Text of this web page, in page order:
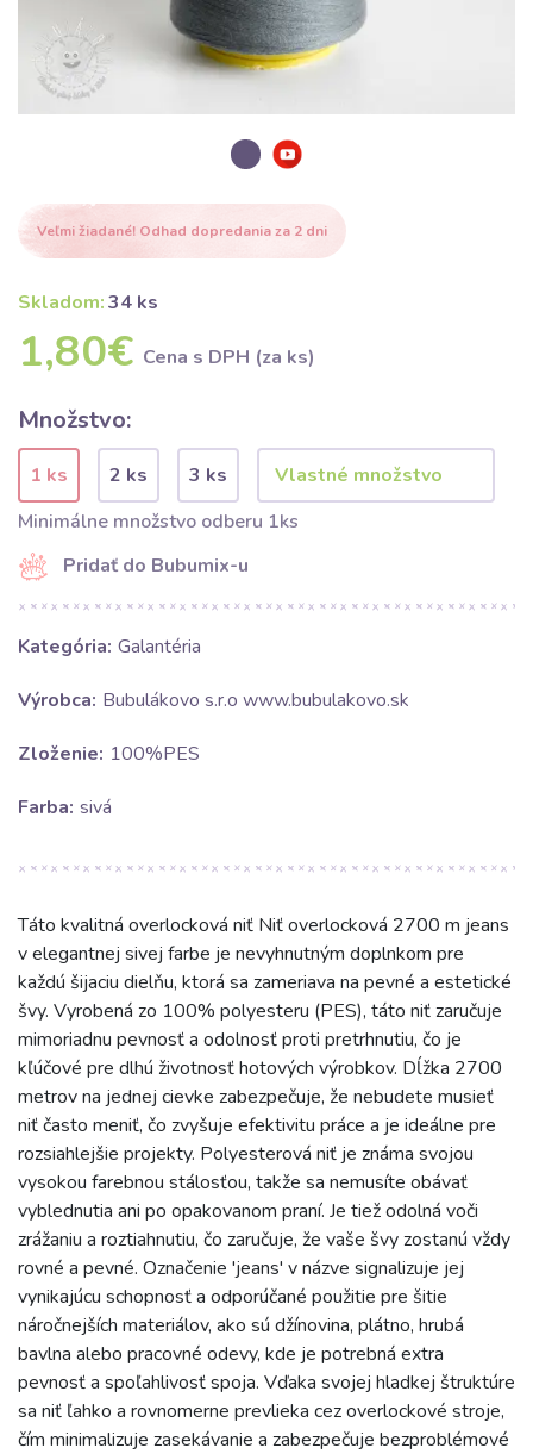
Veľmi žiadané! Odhad dopredania za 2 dni
Skladom:34 ks
1,80€ Cena s DPH (za ks)
Množstvo:
1 ks 2 ks
3 ks
Minimálne množstvo odberu 1ks
Pridať do Bubumix-u
Kategória: Galantéria
Výrobca: Bubulákovo s.r.o www.bubulakovo.sk
Zloženie: 100%PES
Farba: sivá
Táto kvalitná overlocková niť Niť overlocková 2700 m jeans
v elegantnej sivej farbe je nevyhnutným doplnkom pre
každú šijaciu dielňu, ktorá sa zameriava na pevné a estetické
švy. Vyrobená zo 100% polyesteru (PES), táto niť zaručuje
mimoriadnu pevnosť a odolnosť proti pretrhnutiu, čo je
kľúčové pre dlhú životnosť hotových výrobkov. Dĺžka 2700
metrov na jednej cievke zabezpečuje, že nebudete musieť
niť často meniť, čo zvyšuje efektivitu práce a je ideálne pre
rozsiahlejšie projekty. Polyesterová niť je známa svojou
vysokou farebnou stálosťou, takže sa nemusíte obávať
vyblednutia ani po opakovanom praní. Je tiež odolná voči
zrážaniu a roztiahnutiu, čo zaručuje, že vaše švy zostanú vždy
rovné a pevné. Označenie 'jeans' v názve signalizuje jej
vynikajúcu schopnosť a odporúčané použitie pre šitie
náročnejších materiálov, ako sú džínovina, plátno, hrubá
bavlna alebo pracovné odevy, kde je potrebná extra
pevnosť a spoľahlivosť spoja. Vďaka svojej hladkej štruktúre
sa niť ľahko a rovnomerne prevlieka cez overlockové stroje,
čím minimalizuje zasekávanie a zabezpečuje bezproblémové